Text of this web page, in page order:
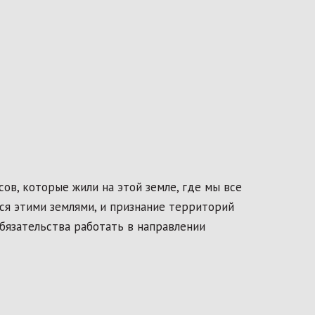
которые жили на этой земле, где мы все
этими землями, и признание территорий
работать в направлении